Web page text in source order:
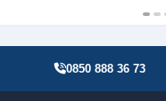
0850 888 36 73